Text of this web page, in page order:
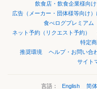
飲食店・飲食企業様向
広告（メーカー・団体様等向け）
食べログプレミアム
ネット予約（リクエスト予約）
特定
推奨環境
ヘルプ・お問い合
サイト
言語： English 简